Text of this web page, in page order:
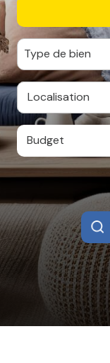
CONTACT
De l'immo pro
Type de bien
Budget